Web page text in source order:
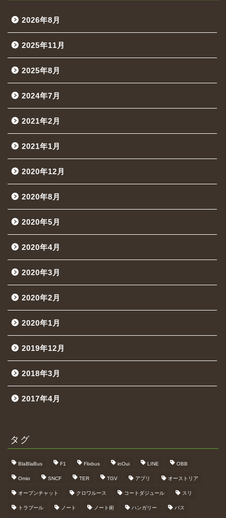
2026年8月
2025年11月
2025年8月
2024年7月
2021年2月
2021年1月
2020年12月
2020年8月
2020年5月
2020年4月
2020年3月
2020年2月
2020年1月
2019年12月
2018年3月
2017年4月
タグ
BlaBlaBus F1 Flixbus inOui LINE OBB
Omio SNCF TER TGV アプリ オーストリア
オープンチャット クロワルース コートダジュール スリ
トラブール ノート ノート術 ハンガリー バス